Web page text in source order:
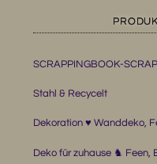
SCRAPPINGBOOK-
Stahl & Recycelt
Dekoration ♥ Wanddeko,
Deko für zuhause ♞ Feen,